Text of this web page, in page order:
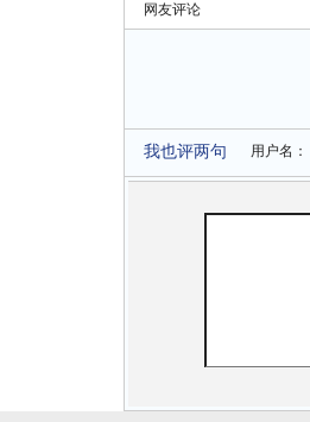
网友评论
我也评两句 用户名：